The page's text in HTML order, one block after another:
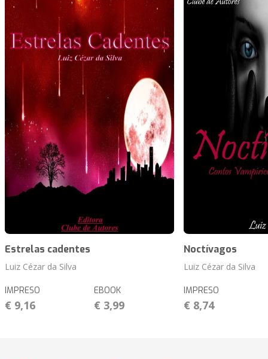
Estrelas cadentes
Luiz Cézar da Silva
IMPRESO
€ 9,16
EBOOK
€ 3,99
Noctívagos
Luiz Cézar da Silva
IMPRESO
€ 8,74